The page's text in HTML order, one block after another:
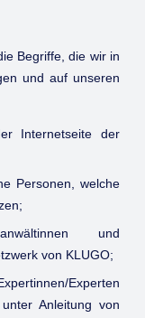
Begriffe, die wir in
und auf unseren
Internetseite der
Personen, welche
und
von KLUGO;
Experten
Anleitung von